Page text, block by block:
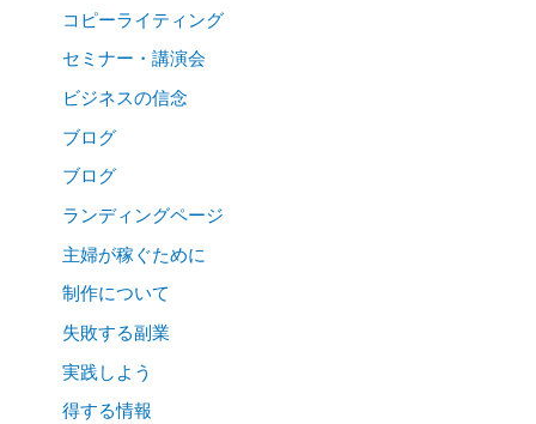
コピーライティング
セミナー・講演会
ビジネスの信念
ブログ
ブログ
ランディングページ
主婦が稼ぐために
制作について
失敗する副業
実践しよう
得する情報